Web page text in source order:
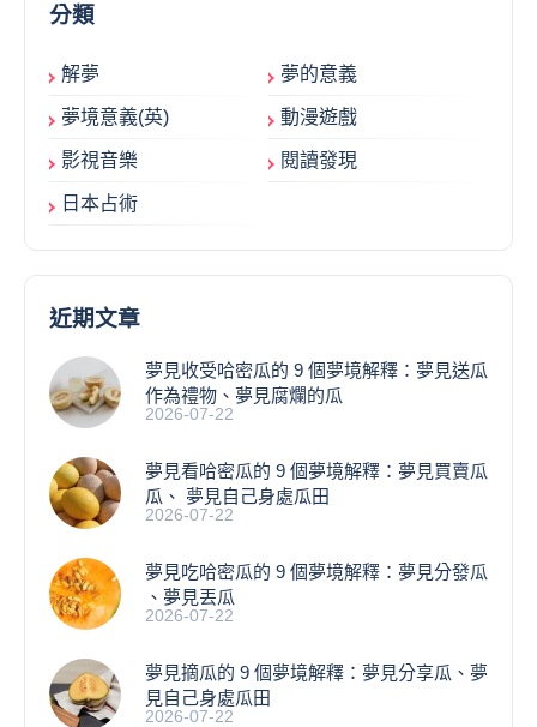
分類
解夢 夢的意義
夢境意義(英) 動漫遊戲
影視音樂 閱讀發現
日本占術
近期文章
夢見收受哈密瓜的 9 個夢境解釋：夢見送瓜
作為禮物、夢見腐爛的瓜
2026-07-22
夢見看哈密瓜的 9 個夢境解釋：夢見買賣瓜
瓜、 夢見自己身處瓜田
2026-07-22
夢見吃哈密瓜的 9 個夢境解釋：夢見分發瓜
、夢見丟瓜
2026-07-22
夢見摘瓜的 9 個夢境解釋：夢見分享瓜、夢
見自己身處瓜田
2026-07-22